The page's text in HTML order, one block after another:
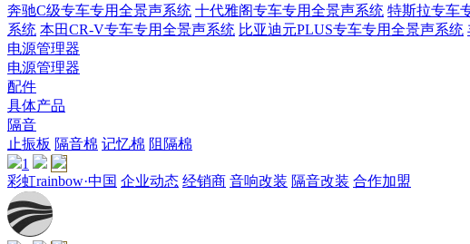
奔驰C级专车专用全景声系统 十代雅阁专车专用全景声系统 特斯拉专车
系统 本田CR-V专车专用全景声系统 比亚迪元PLUS专车专用全景声系统
电源管理器
电源管理器
配件
具体产品
隔音
止振板 隔音棉 记忆棉 阻隔棉
1
彩虹rainbow·中国 企业动态 经销商 音响改装 隔音改装 合作加盟